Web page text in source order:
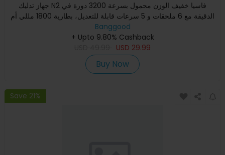
جهاز تدليك N2 فاسيا خفيف الوزن محمول بسرعة 3200 دورة في
الدقيقة مع 6 ملحقات و 5 سرعات قابلة للتعديل، بطارية 1800 مللي أم
Banggood
+ Upto 9.80% Cashback
USD 29.99
Buy Now
Save 21%